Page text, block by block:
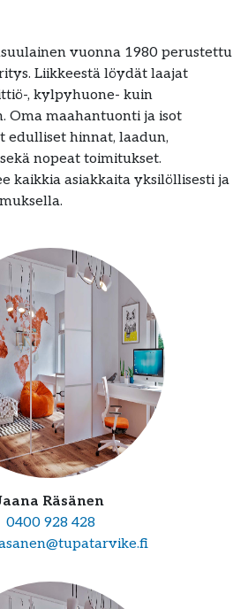
vuonna 1980 perustettu
Liikkeestä löydät laajat
, kylpyhuone- kuin
Oma maahantuonti ja isot
edulliset hinnat, laadun,
nopeat toimitukset.
kaikkia asiakkaita yksilöllisesti ja
Räsänen
0400 928 428